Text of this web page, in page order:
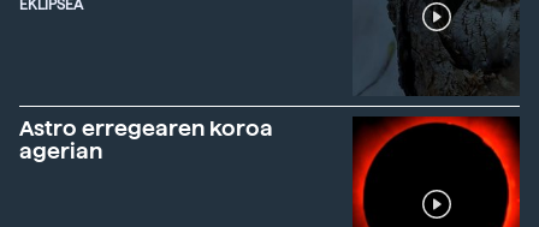
EKLIPSEA
Astro erregearen koroa
agerian